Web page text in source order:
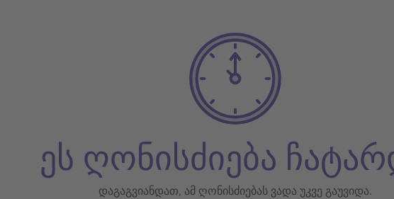
ეს ღონისძიება
დაგაგვიანდათ, ამ ღონისძიებას ვადა უკვე გაუვიდა.